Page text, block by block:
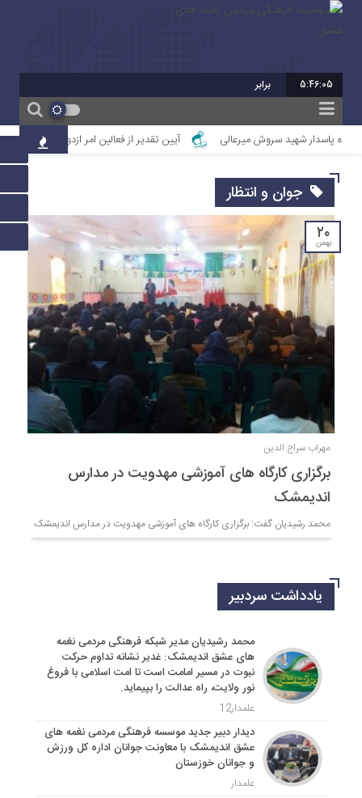
5:46:05 برابر با : 23 - صفر - 1448
پاسدار شهید سروش میرعالی آیین تقدیر از فعالین امر ازدواج استان خوزستان
جوان و انتظار
۲۰
بهمن
مهراب سراج الدین
برگزاری کارگاه های آموزشی مهدویت در مدارس
اندیمشک
محمد رشیدیان گفت: برگزاری کارگاه های آموزشی مهدویت در مدارس اندیمشک
یادداشت سردبیر
محمد رشیدیان مدیر شبکه فرهنگی مردمی نغمه
های عشق اندیمشک: غدیر نشانه تداوم حرکت
نبوت در مسیر امامت است تا امت اسلامی با فروغ
نور ولایت، راه عدالت را بپیماید.
علمدار12
دیدار دبیر جدید موسسه فرهنگی مردمی نغمه های
عشق اندیمشک با معاونت جوانان اداره کل ورزش
و جوانان خوزستان
علمدار